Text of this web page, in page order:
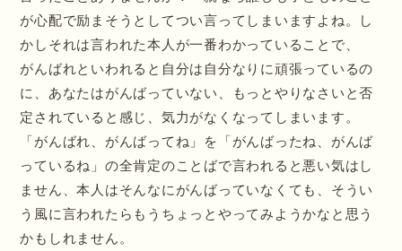
が心配で励まそうとしてつい言ってしまいますよね。し
かしそれは言われた本人が一番わかっていることで、
がんばれといわれると自分は自分なりに頑張っているの
に、あなたはがんばっていない、もっとやりなさいと否
定されていると感じ、気力がなくなってしまいます。
「がんばれ、がんばってね」を「がんばったね、がんば
っているね」の全肯定のことばで言われると悪い気はし
ません、本人はそんなにがんばっていなくても、そうい
う風に言われたらもうちょっとやってみようかなと思う
かもしれません。